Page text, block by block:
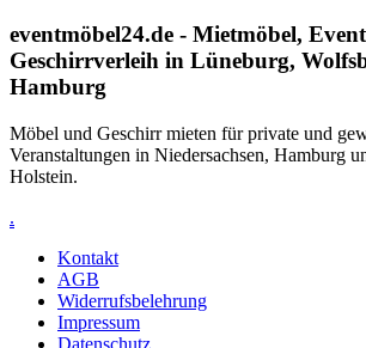
eventmöbel24.de - Mietmöbel,
Geschirr­verleih in Lüneburg,
Hamburg
Möbel und Geschirr mieten für private und
Veranstaltungen in Niedersachsen, Hamburg
Holstein.
.
Kontakt
AGB
Widerrufsbelehrung
Impressum
Datenschutz